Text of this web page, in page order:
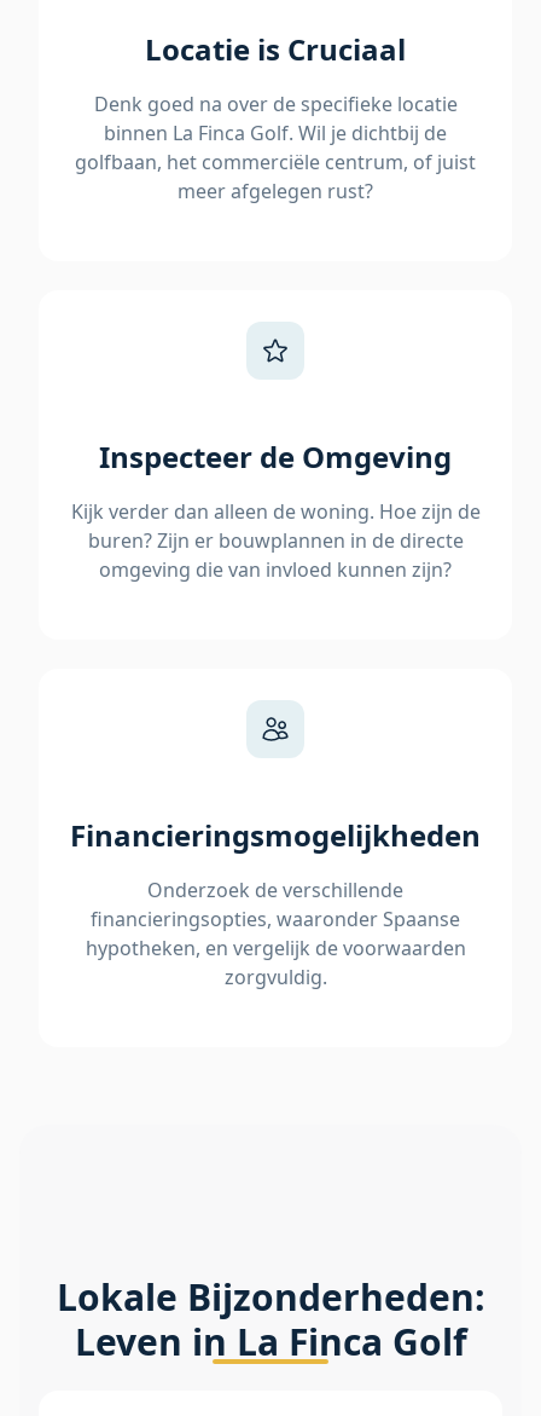
Locatie is Cruciaal
Denk goed na over de specifieke locatie
binnen La Finca Golf. Wil je dichtbij de
golfbaan, het commerciële centrum, of juist
meer afgelegen rust?
Inspecteer de Omgeving
Kijk verder dan alleen de woning. Hoe zijn de
buren? Zijn er bouwplannen in de directe
omgeving die van invloed kunnen zijn?
Financieringsmogelijkheden
Onderzoek de verschillende
financieringsopties, waaronder Spaanse
hypotheken, en vergelijk de voorwaarden
zorgvuldig.
Lokale Bijzonderheden:
Leven in La Finca Golf